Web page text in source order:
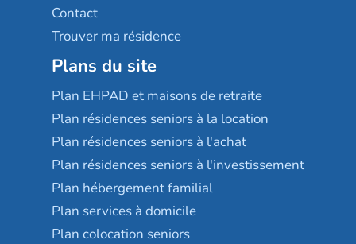
Contact
Trouver ma résidence
Plans du site
Plan EHPAD et maisons de retraite
Plan résidences seniors à la location
Plan résidences seniors à l'achat
Plan résidences seniors à l'investissement
Plan hébergement familial
Plan services à domicile
Plan colocation seniors